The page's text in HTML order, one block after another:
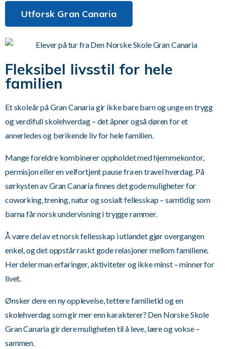
Utforsk Gran Canaria
Fleksibel livsstil for hele
familien
Et skoleår på Gran Canaria gir ikke bare barn og unge en trygg
og verdifull skolehverdag – det åpner også døren for et
annerledes og berikende liv for hele familien.
Mange foreldre kombinerer oppholdet med hjemmekontor,
permisjon eller en velfortjent pause fra en travel hverdag. På
sørkysten av Gran Canaria finnes det gode muligheter for
coworking, trening, natur og sosialt fellesskap – samtidig som
barna får norsk undervisning i trygge rammer.
Å være del av et norsk fellesskap i utlandet gjør overgangen
enkel, og det oppstår raskt gode relasjoner mellom familiene.
Her deler man erfaringer, aktiviteter og ikke minst – minner for
livet.
Ønsker dere en ny opplevelse, tettere familietid og en
skolehverdag som gir mer enn karakterer? Den Norske Skole
Gran Canaria gir dere muligheten til å leve, lære og vokse –
sammen.